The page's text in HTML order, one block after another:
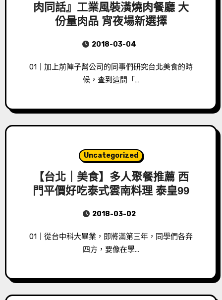
肉同話』工業風裝潢燒肉餐廳 大
份量肉品 宵夜場新選擇
2018-03-04
01｜加上前陣子幫公司的同事們研究台北美食的時
候，查到這間「…
Uncategorized
【台北｜美食】多人聚餐推薦 西
門平價好吃泰式雲南料理 泰皇99
2018-03-02
01｜從台中科大畢業，即將滿第三年，同學們各奔
四方，要像在學…